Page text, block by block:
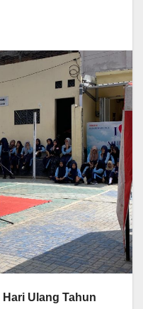
Hari Ulang Tahun